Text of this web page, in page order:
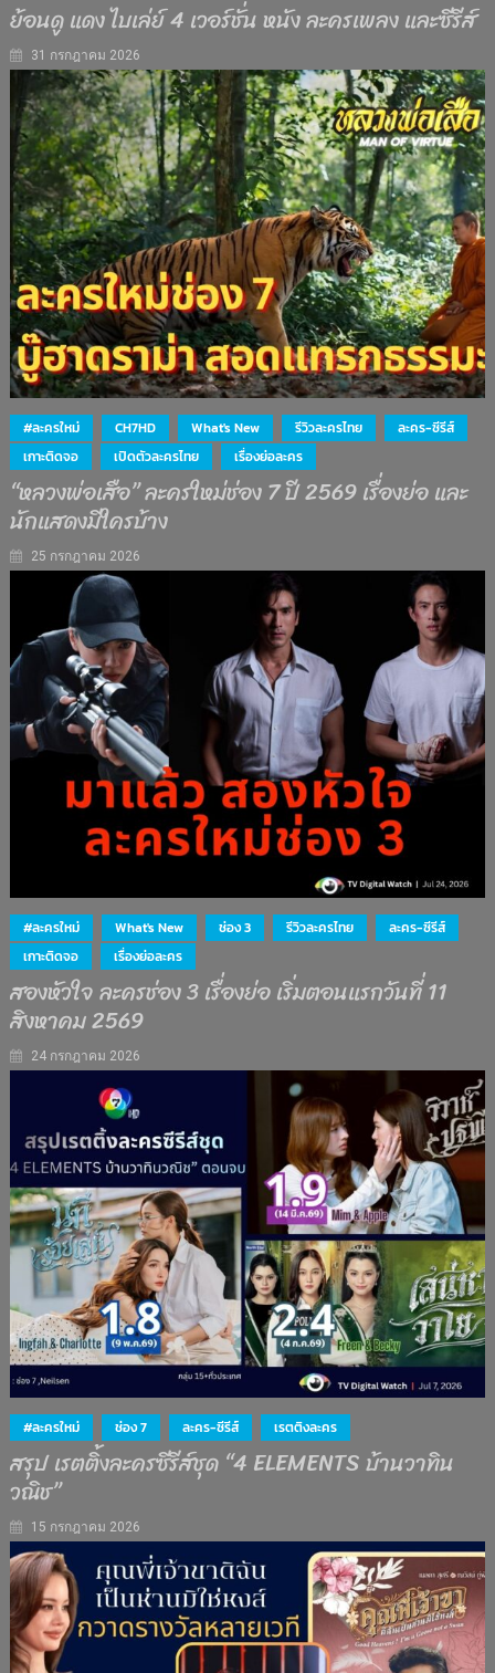
ย้อนดู แดง ไบเล่ย์ 4 เวอร์ชั่น หนัง ละครเพลง และซีรีส์
31 กรกฎาคม 2026
#ละครใหม่ CH7HD What's New รีวิวละครไทย
ละคร-ซีรีส์
เกาะติดจอ
เปิดตัวละครไทย เรื่องย่อละคร
“หลวงพ่อเสือ” ละครใหม่ช่อง 7 ปี 2569 เรื่องย่อ และ
นักแสดงมีใครบ้าง
25 กรกฎาคม 2026
#ละครใหม่ What's New ช่อง 3 รีวิวละครไทย
ละคร-ซีรีส์
เกาะติดจอ
เรื่องย่อละคร
สองหัวใจ ละครช่อง 3 เรื่องย่อ เริ่มตอนแรกวันที่ 11
สิงหาคม 2569
24 กรกฎาคม 2026
#ละครใหม่ ช่อง 7 ละคร-ซีรีส์ เรตติงละคร
สรุป เรตติ้งละครซีรีส์ชุด “4 ELEMENTS บ้านวาทิน
วณิช”
15 กรกฎาคม 2026